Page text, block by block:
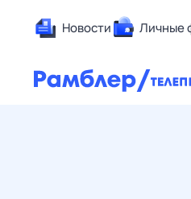
Новости Личные